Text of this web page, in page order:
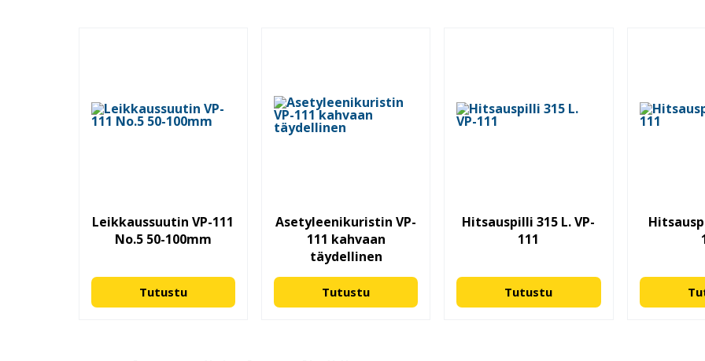
Leikkaussuutin VP-111
No.5 50-100mm
Tutustu
Asetyleenikuristin VP-
111 kahvaan
täydellinen
Tutustu
Hitsauspilli 315 L. VP-
111
Tutustu